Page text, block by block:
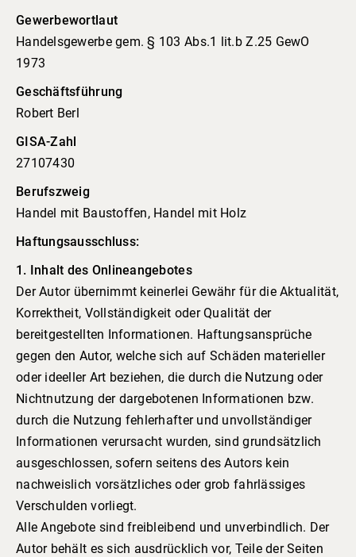
Gewerbewortlaut
Handelsgewerbe gem. § 103 Abs.1 lit.b Z.25 GewO
1973
Geschäftsführung
Robert Berl
GISA-Zahl
27107430
Berufszweig
Handel mit Baustoffen, Handel mit Holz
Haftungsausschluss:
1. Inhalt des Onlineangebotes
Der Autor übernimmt keinerlei Gewähr für die Aktualität,
Korrektheit, Vollständigkeit oder Qualität der
bereitgestellten Informationen. Haftungsansprüche
gegen den Autor, welche sich auf Schäden materieller
oder ideeller Art beziehen, die durch die Nutzung oder
Nichtnutzung der dargebotenen Informationen bzw.
durch die Nutzung fehlerhafter und unvollständiger
Informationen verursacht wurden, sind grundsätzlich
ausgeschlossen, sofern seitens des Autors kein
nachweislich vorsätzliches oder grob fahrlässiges
Verschulden vorliegt.
Alle Angebote sind freibleibend und unverbindlich. Der
Autor behält es sich ausdrücklich vor, Teile der Seiten